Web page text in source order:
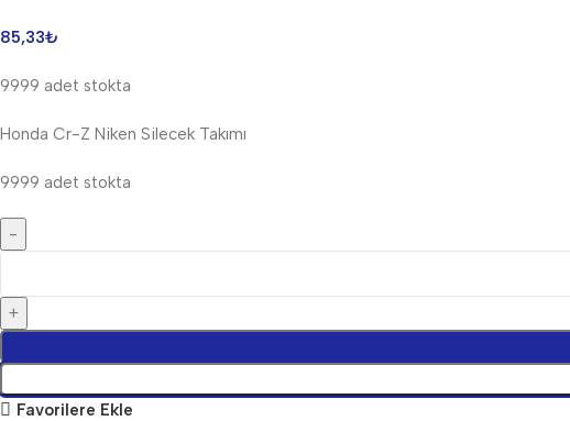
85,33₺
9999 adet stokta
Honda Cr-Z Niken Silecek Takımı
9999 adet stokta
Favorilere Ekle